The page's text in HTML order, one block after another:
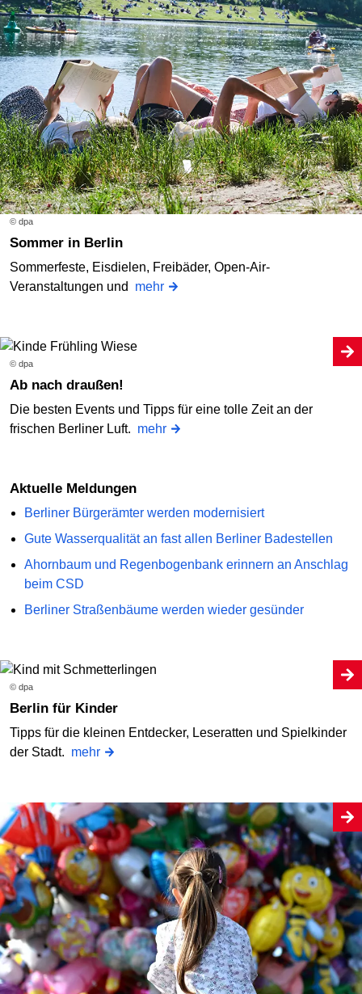
© dpa
Sommer in Berlin
Sommerfeste, Eisdielen, Freibäder, Open-Air-
Veranstaltungen und mehr
© dpa
Ab nach draußen!
Die besten Events und Tipps für eine tolle Zeit an der
frischen Berliner Luft. mehr
Aktuelle Meldungen
Berliner Bürgerämter werden modernisiert
Gute Wasserqualität an fast allen Berliner Badestellen
Ahornbaum und Regenbogenbank erinnern an Anschlag
beim CSD
Berliner Straßenbäume werden wieder gesünder
© dpa
Berlin für Kinder
Tipps für die kleinen Entdecker, Leseratten und Spielkinder
der Stadt. mehr